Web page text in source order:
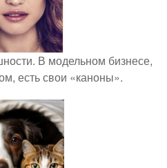
В модельном бизнесе,
есть свои «каноны».